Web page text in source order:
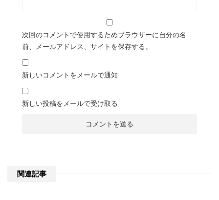
次回のコメントで使用するためブラウザーに自分の名
前、メールアドレス、サイトを保存する。
新しいコメントをメールで通知
新しい投稿をメールで受け取る
関連記事